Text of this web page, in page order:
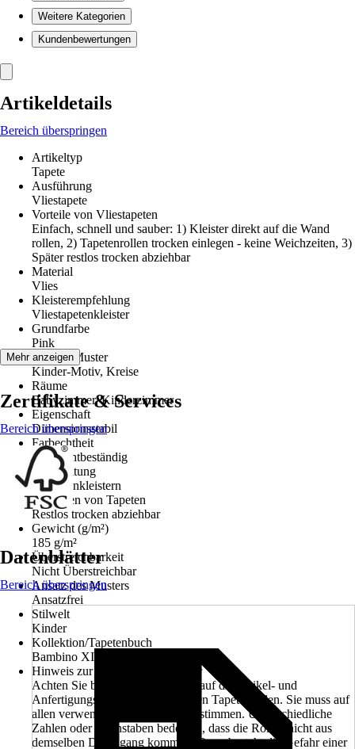
Weitere Kategorien
Kundenbewertungen
Artikeldetails
Bereich überspringen
Artikeltyp
Tapete
Ausführung
Vliestapete
Vorteile von Vliestapeten
Einfach, schnell und sauber: 1) Kleister direkt auf die Wand
rollen, 2) Tapetenrollen trocken einlegen - keine Weichzeiten, 3)
Später restlos trocken abziehbar
Material
Vlies
Kleisterempfehlung
Vliestapetenkleister
Grundfarbe
Pink
Dekor / Muster
Kinder-Motiv, Kreise
Räume
Babyzimmer, Kinderzimmer
Eigenschaft
Dimensionsstabil
Farbechtheit
Gut Lichtbeständig
Verarbeitung
Wand einkleistern
Entfernen von Tapeten
Restlos trocken abziehbar
Gewicht (g/m²)
185 g/m²
Überstreichbarkeit
Nicht Überstreichbar
Ansatz des Musters
Ansatzfrei
Stilwelt
Kinder
Kollektion/Tapetenbuch
Bambino XIX
Hinweis zur Anfertigungsnummer
Achten Sie beim Kauf unbedingt auf die Artikel- und
Anfertigungsnummer der einzelnen Tapetenrollen. Sie muss auf
allen verwendeten Rollen übereinstimmen. Unterschiedliche
Zahlen oder Buchstaben bedeuten, dass die Rollen nicht aus
demselben Druckgang kommen. Dann besteht die Gefahr einer
Mehr anzeigen
Zertifikate & Services
Bereich überspringen
Datenblätter
Bereich überspringen